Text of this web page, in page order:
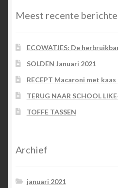
Meest recente
ECOWATJES: De
SOLDEN Januari 2021
RECEPT Macaroni met
TERUG NAAR SCHOOL
TOFFE TASSEN
Archief
januari 2021